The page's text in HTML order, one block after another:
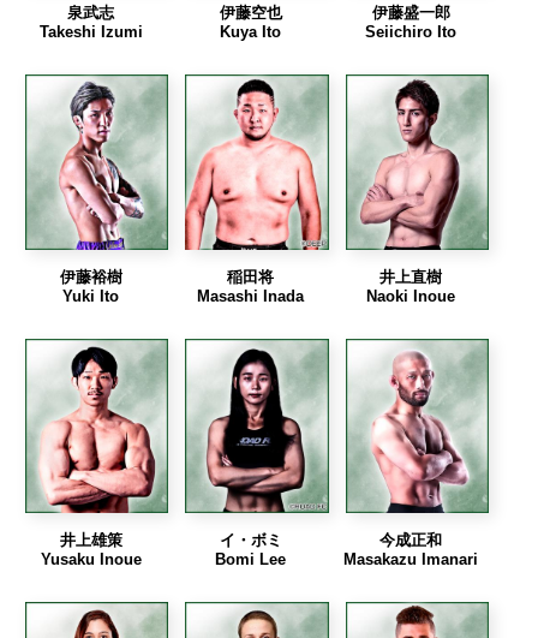
泉武志
Takeshi Izumi
伊藤空也
Kuya Ito
伊藤盛一郎
Seiichiro Ito
伊藤裕樹
Yuki Ito
稲田将
Masashi Inada
井上直樹
Naoki Inoue
井上雄策
Yusaku Inoue
イ・ボミ
Bomi Lee
今成正和
Masakazu Imanari